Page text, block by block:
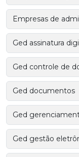
Empresas de
Ged assinatura
Ged controle de
Ged documentos
Ged
Ged gestão